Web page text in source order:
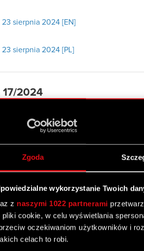
Zgoda
wykorzystanie Twoich
z naszymi 1022 partnerami
pliki cookie, w celu wyświetlania
oczekiwaniom użytkowników i
celach to robi.
sierpnia 2024 [EN]
sierpnia 2024 [PL]
17/2024
Podstawa prawna: Art. 70 pkt
Zarząd CD PROJEKT S.A. z siedzibą
treść otrzymanego…
sierpnia 2024 [EN]
sierpnia 2024 [PL]